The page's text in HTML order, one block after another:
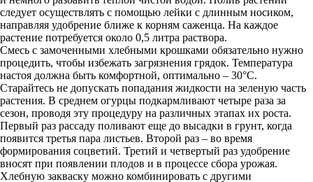
следует осуществлять с помощью лейки с длинным носиком,
направляя удобрение ближе к корням саженца. На каждое
растение потребуется около 0,5 литра раствора.
Смесь с замоченными хлебными крошками обязательно нужно
процедить, чтобы избежать загрязнения грядок. Температура
настоя должна быть комфортной, оптимально – 30°C.
Старайтесь не допускать попадания жидкости на зеленую часть
растения. В среднем огурцы подкармливают четыре раза за
сезон, проводя эту процедуру на различных этапах их роста.
Первый раз рассаду поливают еще до высадки в грунт, когда
появится третья пара листьев. Второй раз – во время
формирования соцветий. Третий и четвертый раз удобрение
вносят при появлении плодов и в процессе сбора урожая.
Хлебную закваску можно комбинировать с другими